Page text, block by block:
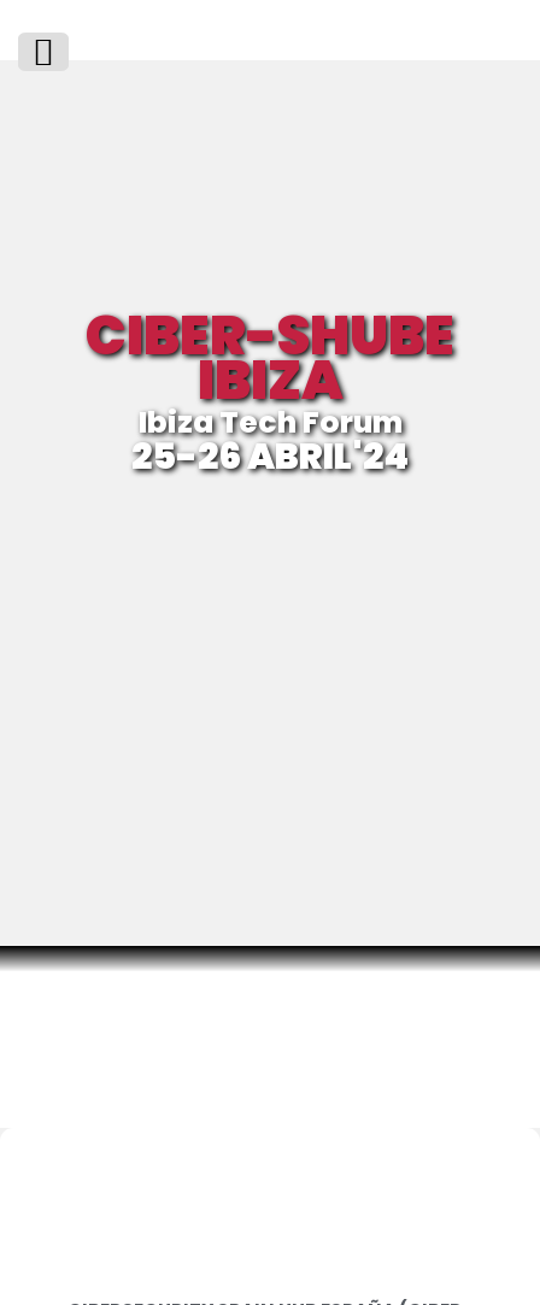
CIBER-SHUBE
IBIZA
Ibiza Tech Forum
25-26 ABRIL'24